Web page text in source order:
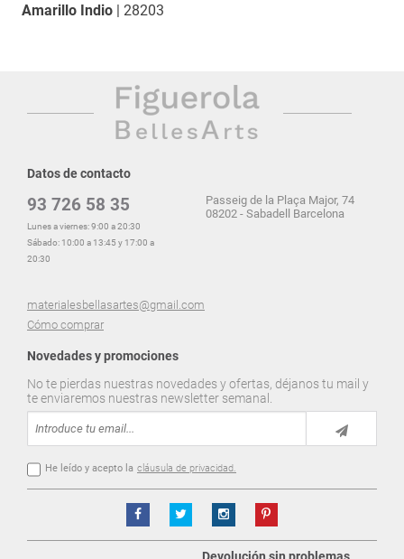
Amarillo Indio| 28203
Datos de contacto
93 726 58 35
Lunes a viernes: 9:00 a 20:30
Sábado: 10:00 a 13:45 y 17:00 a
20:30
materialesbellasartes@gmail.com
Cómo comprar
Passeig de la Plaça Major, 74
08202 - Sabadell Barcelona
Novedades y promociones
No te pierdas nuestras novedades y ofertas, déjanos tu mail y
te enviaremos nuestras newsletter semanal.
He leído y acepto la cláusula de privacidad.
Devolución sin problemas